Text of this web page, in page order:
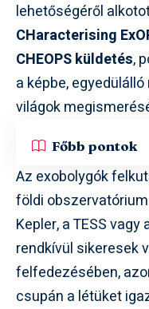
lehetőségéről
CHaracterising
CHEOPS küldetés,
a képbe,
világok
Főbb pontok
Az exobolygók
földi
Kepler, a TESS vagy
rendkívül sikeresek
felfedezésében,
csupán a létüket